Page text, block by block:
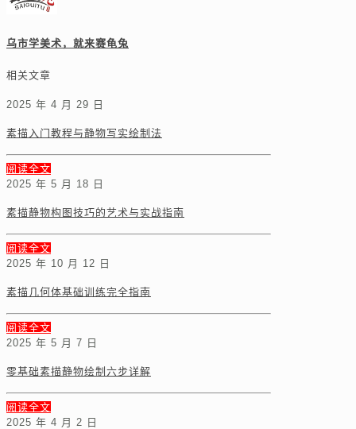
乌市学美术，就来赛龟兔
相关文章
2025 年 4 月 29 日
素描入门教程与静物写实绘制法
阅读全文
2025 年 5 月 18 日
素描静物构图技巧的艺术与实战指南
阅读全文
2025 年 10 月 12 日
素描几何体基础训练完全指南
阅读全文
2025 年 5 月 7 日
零基础素描静物绘制六步详解
阅读全文
2025 年 4 月 2 日